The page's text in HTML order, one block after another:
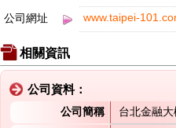
公司網址 www.taipei-
相關資訊
公司資料：
公司簡稱
台北金融大